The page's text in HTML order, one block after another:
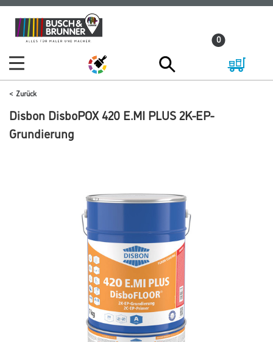
Zum
Inhalt
Zum
Navigationsmenü
0
Zurück
Disbon DisboPOX 420 E.MI PLUS 2K-EP-
Grundierung